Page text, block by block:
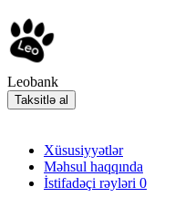
Leobank
Taksitlə al
Xüsusiyyətlər
Məhsul haqqında
İstifadəçi rəyləri 0